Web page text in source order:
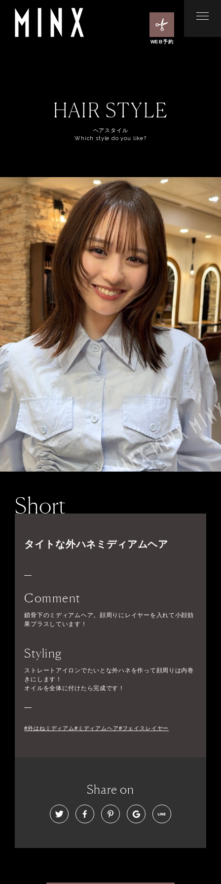
WEB予約
HAIR STYLE
ヘアスタイル
Which style do you like?
Short
タイトな外ハネミディアムヘア
Comment
鎖骨下のミディアムヘア。顔周りにレイヤーを入れて小顔効
果プラスしています！
Styling
ストレートアイロンでたいとな外ハネを作って顔周りは内巻
きにします！
オイルを全体に付けたら完成です！
#外はねミディアム#ミディアムヘア#フェイスレイヤー
Share on